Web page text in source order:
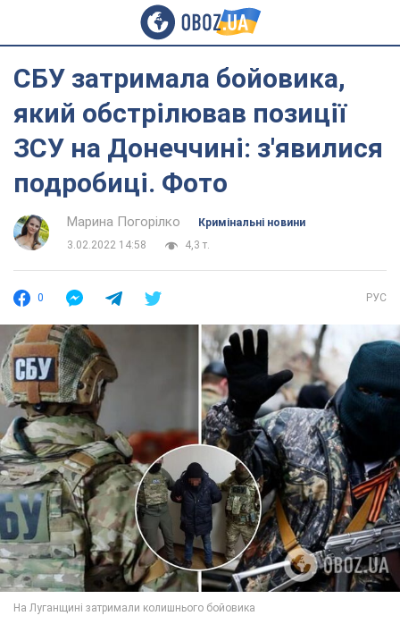
СБУ затримала бойовика,
який обстрілював позиції
ЗСУ на Донеччині: з'явилися
подробиці. Фото
Марина Погорілко
Кримінальні новини
3.02.2022 14:58
4,3 т.
0 РУС